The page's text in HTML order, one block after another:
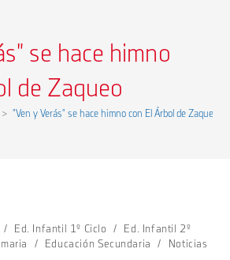
se hace himno
de Zaqueo
> "Ven y Verás" se hace himno con El Árbol de Zaqueo
/ Ed. Infantil 1º Ciclo /
Ed. Infantil 2º
/ Educación Secundaria /
Noticias